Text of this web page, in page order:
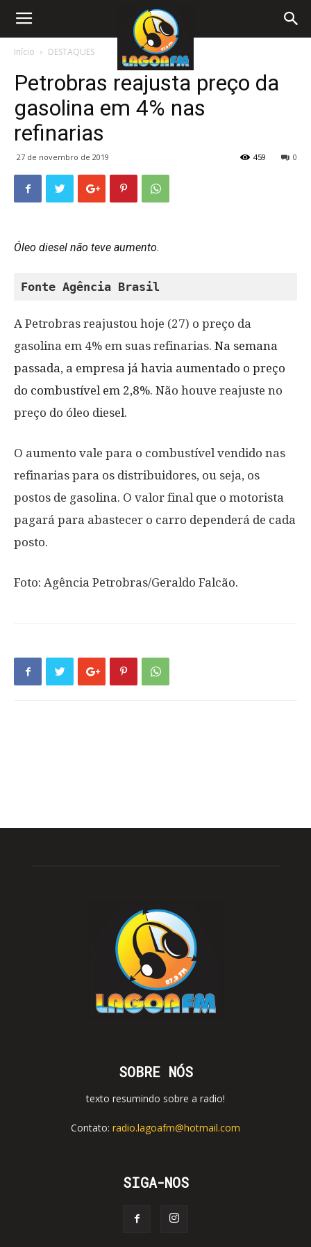
Início DESTAQUES
Petrobras reajusta preço da
gasolina em 4% nas
refinarias
27 de novembro de 2019 0
459
Óleo diesel não teve aumento.
Fonte Agência Brasil
A Petrobras reajustou hoje (27) o preço da
gasolina em 4% em suas refinarias. Na semana
passada, a empresa já havia aumentado o preço
do combustível em 2,8%. Não houve reajuste no
preço do óleo diesel.
O aumento vale para o combustível vendido nas
refinarias para os distribuidores, ou seja, os
postos de gasolina. O valor final que o motorista
pagará para abastecer o carro dependerá de cada
posto.
Foto: Agência Petrobras/Geraldo Falcão.
SOBRE NÓS
texto resumindo sobre a radio!
Contato: radio.lagoafm@hotmail.com
SIGA-NOS